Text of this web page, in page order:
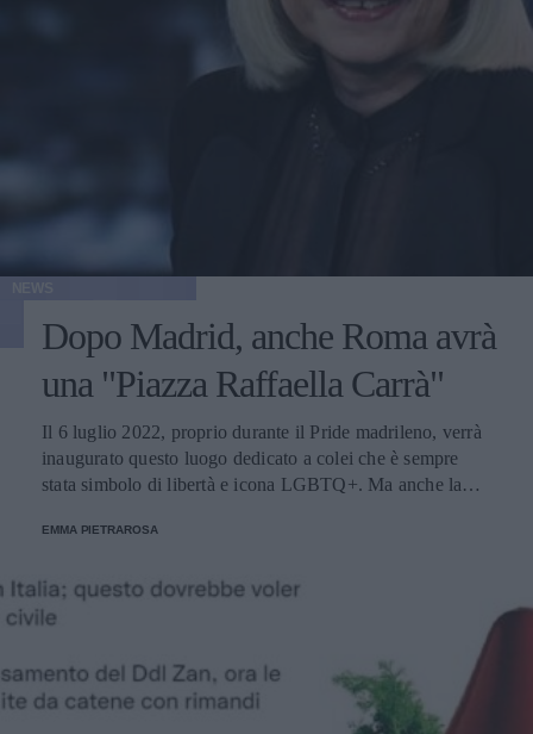
Dopo Madrid, anche Roma avrà
una "Piazza Raffaella Carrà"
Il 6 luglio 2022, proprio durante il Pride madrileno, verrà
inaugurato questo luogo dedicato a colei che è sempre
stata simbolo di libertà e icona LGBTQ+. Ma anche la
il sindaco Gualtieri ha già dato il suo ok.
EMMA PIETRAROSA